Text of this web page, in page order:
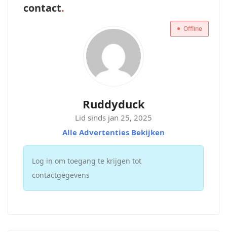
contact
Offline
Ruddyduck
Lid sinds jan 25, 2025
Alle Advertenties Bekijken
Log in om toegang te krijgen tot
contactgegevens